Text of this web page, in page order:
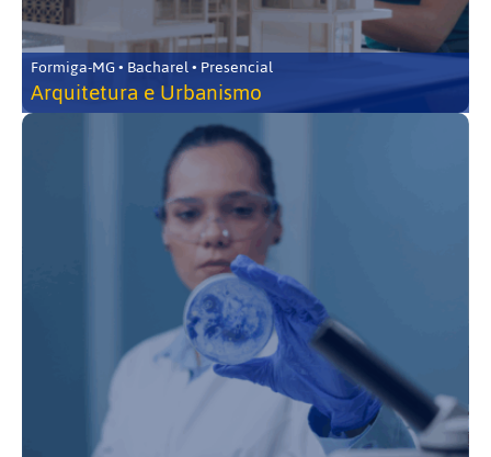
Formiga-MG • Bacharel • Presencial
Arquitetura e Urbanismo